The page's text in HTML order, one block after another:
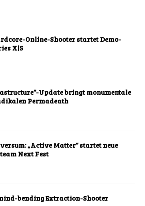
Online-Shooter startet Demo-
X|S
Update bringt monumentale
Permadeath
„Active Matter“ startet neue
Next Fest
bending Extraction-Shooter